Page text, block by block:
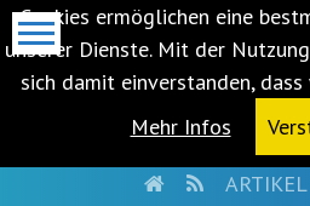
Cookies ermöglichen eine
unserer Dienste. Mit der
sich damit einverstanden,
Mehr Infos
HOMERSS